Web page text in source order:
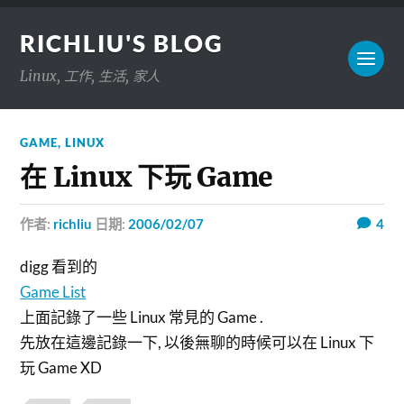
RICHLIU'S BLOG
Linux, 工作, 生活, 家人
GAME,LINUX
在 Linux 下玩 Game
作者: richliu 日期: 2006/02/07 4
digg 看到的
Game List
上面記錄了一些 Linux 常見的 Game .
先放在這邊記錄一下, 以後無聊的時候可以在 Linux 下
玩 Game XD